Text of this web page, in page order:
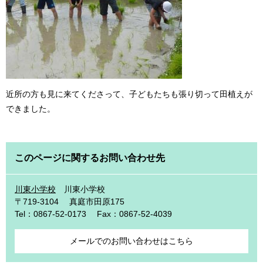
近所の方も見に来てくださって、子どもたちも張り切って田植えが
できました。
このページに関するお問い合わせ先
川東小学校
川東小学校
〒719-3104
真庭市田原175
Tel：0867-52-0173
Fax：0867-52-4039
メールでのお問い合わせはこちら